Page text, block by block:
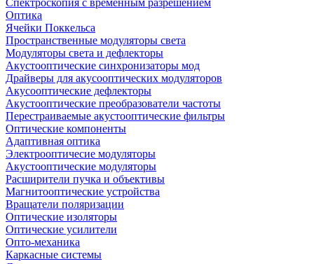
Спектроскопия с временным разрешением
Оптика
Ячейки Поккельса
Пространственные модуляторы света
Модуляторы света и дефлекторы
Акустооптические синхронизаторы мод
Драйверы для акусооптических модуляторов
Акусооптические дефлекторы
Акустооптические преобразователи частоты
Перестраиваемые акустооптические фильтры
Оптические компоненты
Адаптивная оптика
Электрооптичесие модуляторы
Акустооптические модуляторы
Расширители пучка и объективы
Магнитооптические устройства
Вращатели поляризации
Оптические изоляторы
Оптические усилители
Опто-механика
Каркасные системы